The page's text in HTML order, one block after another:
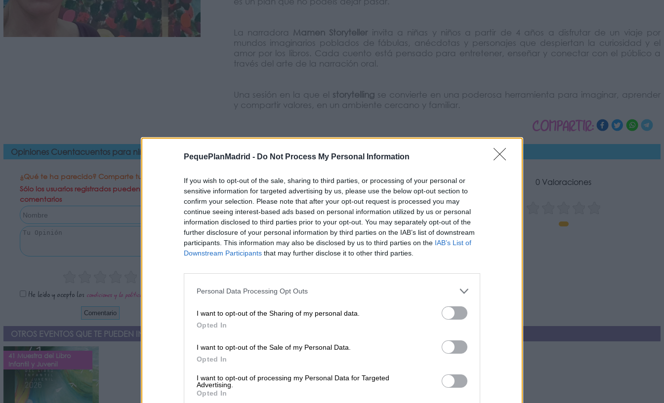
PequePlanMadrid - Do Not Process My Personal Information
If you wish to opt-out of the sale, sharing to third parties, or processing of your personal or
sensitive information for targeted advertising by us, please use the below opt-out section to
confirm your selection. Please note that after your opt-out request is processed you may
continue seeing interest-based ads based on personal information utilized by us or personal
information disclosed to third parties prior to your opt-out. You may separately opt-out of the
further disclosure of your personal information by third parties on the IAB’s list of downstream
participants. This information may also be disclosed by us to third parties on the IAB’s List of
Downstream Participants that may further disclose it to other third parties.
Personal Data Processing Opt Outs
I want to opt-out of the Sharing of my personal data.
Opted In
I want to opt-out of the Sale of my Personal Data.
Opted In
I want to opt-out of processing my Personal Data for Targeted
Advertising.
Opted In
La narradora Mamen Storytellerinvita a niñas y niños a partir de 4 años a disfrutar de un viaje por
mundos imaginarios poblados de fábulas, anécdotas y personajes que despiertan la curiosidad y el
amor por los libros. Cada cuento está pensado para entretener, enseñar y conectar con el público a
través del arte de la narración oral.
Una sesión en la que el storytellingse convierte en una poderosa herramienta para imaginar, aprender
y compartir valores, en un ambiente cercano y familiar.
COMPARTIR:
Opiniones Cuentacuentos para niños - Animaladas
¿Qué te ha parecido? Comparte tu opinión:
Sólo los usuarios registrados pueden escribir
comentarios
He leído y acepto las condiciones y la política de privacidad
0 Valoraciones
OTROS EVENTOS QUE TE PUEDEN INTERESAR
41 Muestra del Libro
Infantil y Juvenil